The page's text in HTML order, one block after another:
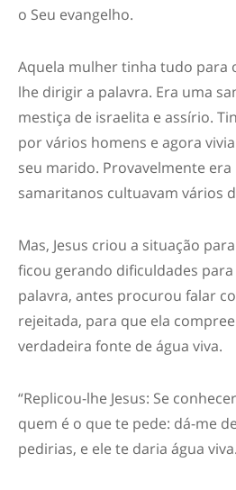
o Seu evangelho.
Aquela mulher tinha tudo para
lhe dirigir a palavra. Era uma
mestiça de israelita e assírio.
por vários homens e agora
seu marido. Provavelmente
samaritanos cultuavam vários
Mas, Jesus criou a situação
ficou gerando dificuldades
palavra, antes procurou falar
rejeitada, para que ela
verdadeira fonte de água viva.
“Replicou-lhe Jesus: Se
quem é o que te pede: dá-me
pedirias, e ele te daria água